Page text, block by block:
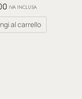
IVA INCLUSA
al carrello